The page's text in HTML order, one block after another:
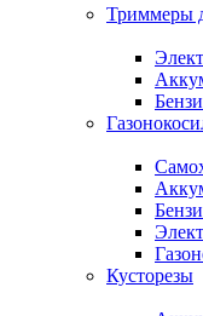
Триммеры
Кусторезы